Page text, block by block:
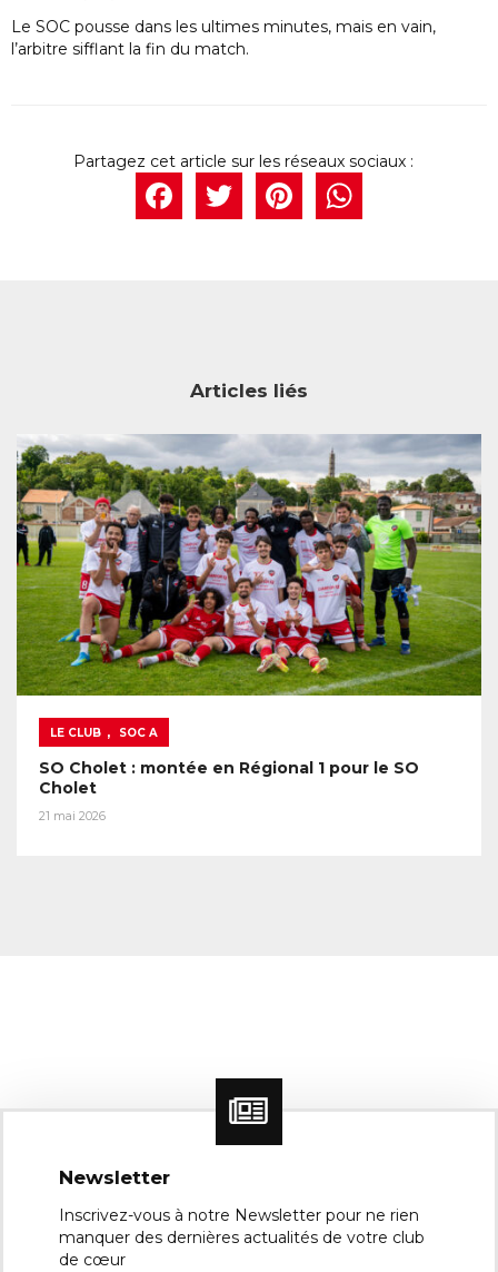
Le SOC pousse dans les ultimes minutes, mais en vain,
l’arbitre sifflant la fin du match.
Facebook
Twitter
Articles liés
LE CLUB , SOC A
SO Cholet : montée en Régional 1 pour le SO
Cholet
21 mai 2026
Newsletter
Inscrivez-vous à notre Newsletter pour ne rien
manquer des dernières actualités de votre club
de cœur